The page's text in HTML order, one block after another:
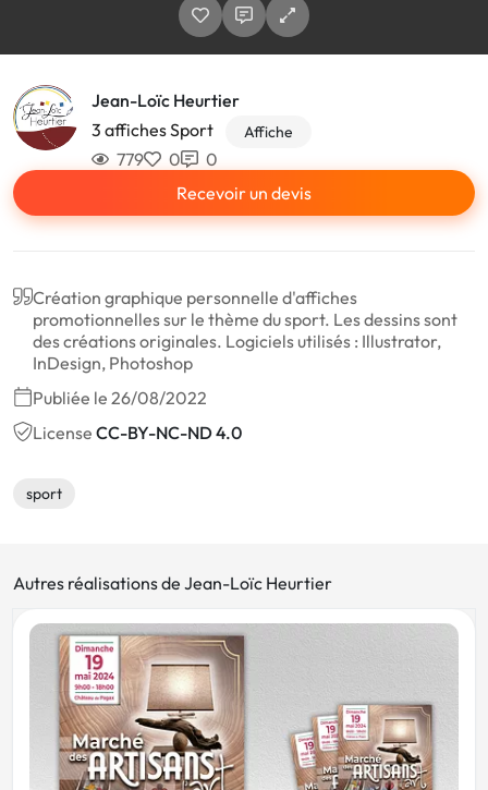
Jean-Loïc Heurtier
3 affiches Sport
Affiche
779 0
0
Recevoir un devis
Création graphique personnelle d'affiches
promotionnelles sur le thème du sport. Les dessins sont
des créations originales. Logiciels utilisés : Illustrator,
InDesign, Photoshop
Publiée le 26/08/2022
License CC-BY-NC-ND 4.0
sport
Autres réalisations de Jean-Loïc Heurtier